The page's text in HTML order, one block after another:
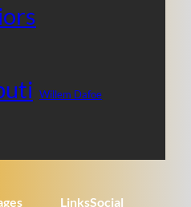
Willem Dafoe
LinksSocial